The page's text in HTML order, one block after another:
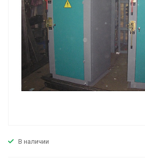
В наличии